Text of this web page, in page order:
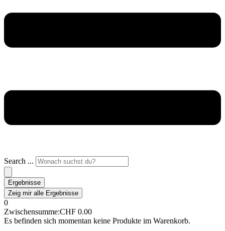
Search ...
Ergebnisse
Zeig mir alle Ergebnisse
0
Zwischensumme:CHF 0.00
Es befinden sich momentan keine Produkte im Warenkorb.